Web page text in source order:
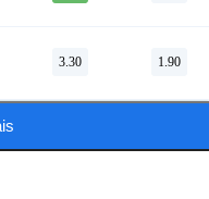
3.30 1.90